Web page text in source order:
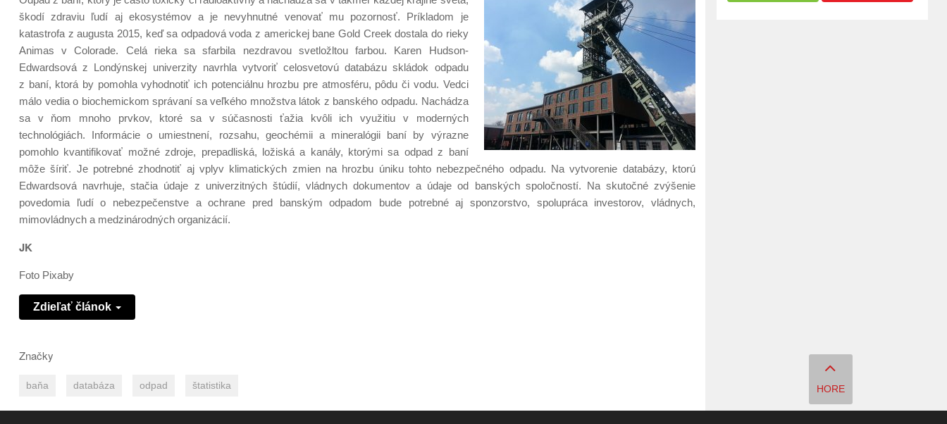
škodí zdraviu ľudí aj ekosystémov a je nevyhnutné venovať mu pozornosť. Príkladom je
katastrofa z augusta 2015, keď sa odpadová voda z americkej bane Gold Creek dostala do rieky
Animas v Colorade. Celá rieka sa sfarbila nezdravou svetložltou farbou. Karen Hudson-
Edwardsová z Londýnskej univerzity navrhla vytvoriť celosvetovú databázu skládok odpadu
z baní, ktorá by pomohla vyhodnotiť ich potenciálnu hrozbu pre atmosféru, pôdu či vodu. Vedci
málo vedia o biochemickom správaní sa veľkého množstva látok z banského odpadu. Nachádza
sa v ňom mnoho prvkov, ktoré sa v súčasnosti ťažia kvôli ich využitiu v moderných
technológiách. Informácie o umiestnení, rozsahu, geochémii a mineralógii baní by výrazne
pomohlo kvantifikovať možné zdroje, prepadliská, ložiská a kanály, ktorými sa odpad z baní
môže šíriť. Je potrebné zhodnotiť aj vplyv klimatických zmien na hrozbu úniku tohto nebezpečného odpadu. Na vytvorenie databázy, ktorú
Edwardsová navrhuje, stačia údaje z univerzitných štúdií, vládnych dokumentov a údaje od banských spoločností. Na skutočné zvýšenie
povedomia ľudí o nebezpečenstve a ochrane pred banským odpadom bude potrebné aj sponzorstvo, spolupráca investorov, vládnych,
mimovládnych a medzinárodných organizácií.
JK
Foto Pixaby
Zdieľať článok
Značky
baňa databáza odpad štatistika HORE